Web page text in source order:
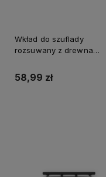
Wkład do szuflady
rozsuwany z drewna
58,99 zł